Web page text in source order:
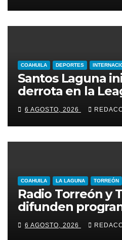
COAHUILA DEPORTES
Santos Laguna
derrota en la
2-0 ante New
6 AGOSTO, 2026
COAHUILA LA LAGUNA TORREÓN
Radio Torreón y
difunden
especial por la
de la Lactancia
6 AGOSTO, 2026